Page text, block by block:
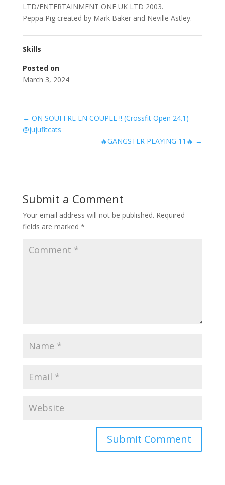
LTD/ENTERTAINMENT ONE UK LTD 2003.
Peppa Pig created by Mark Baker and Neville Astley.
Skills
Posted on
March 3, 2024
← ON SOUFFRE EN COUPLE !! (Crossfit Open 24.1)
@jujufitcats
🔥GANGSTER PLAYING 11🔥 →
Submit a Comment
Your email address will not be published. Required
fields are marked *